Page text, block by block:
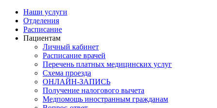
Наши услуги
Отделения
Расписание
Пациентам
Личный кабинет
Расписание врачей
Перечень платных медицинских услуг
Схема проезда
ОНЛАЙН-ЗАПИСЬ
Получение налогового вычета
Медпомощь иностранным гражданам